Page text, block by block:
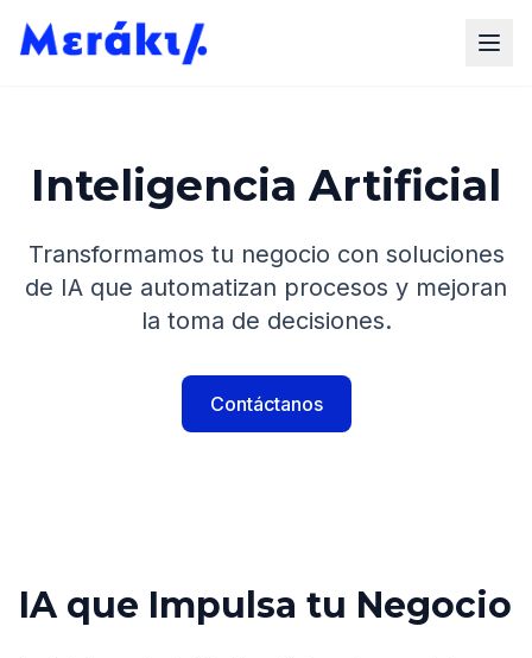
Inteligencia Artificial
Transformamos tu negocio con soluciones
de IA que automatizan procesos y mejoran
la toma de decisiones.
Contáctanos
IA que Impulsa tu Negocio